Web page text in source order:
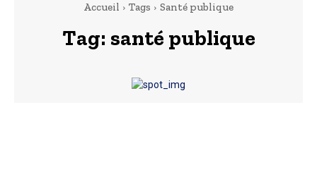
Accueil Tags Santé publique
Tag: santé publique